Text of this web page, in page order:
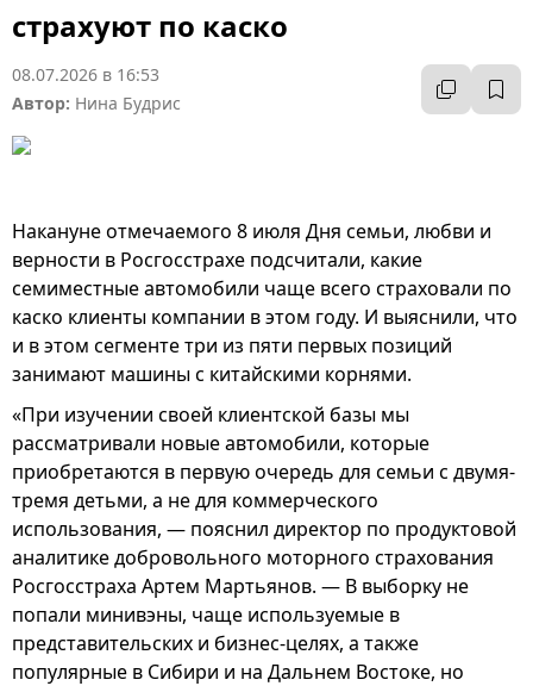
страхуют по каско
08.07.2026 в 16:53
Автор: Нина Будрис
Накануне отмечаемого 8 июля Дня семьи, любви и
верности в Росгосстрахе подсчитали, какие
семиместные автомобили чаще всего страховали по
каско клиенты компании в этом году. И выяснили, что
и в этом сегменте три из пяти первых позиций
занимают машины с китайскими корнями.
«При изучении своей клиентской базы мы
рассматривали новые автомобили, которые
приобретаются в первую очередь для семьи с двумя-
тремя детьми, а не для коммерческого
использования, — пояснил директор по продуктовой
аналитике добровольного моторного страхования
Росгосстраха Артем Мартьянов. — В выборку не
попали минивэны, чаще используемые в
представительских и бизнес-целях, а также
популярные в Сибири и на Дальнем Востоке, но